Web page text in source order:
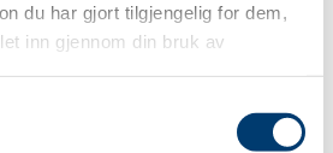
du har gjort tilgjengelig for dem,
inn gjennom din bruk av
for en uformell prat!